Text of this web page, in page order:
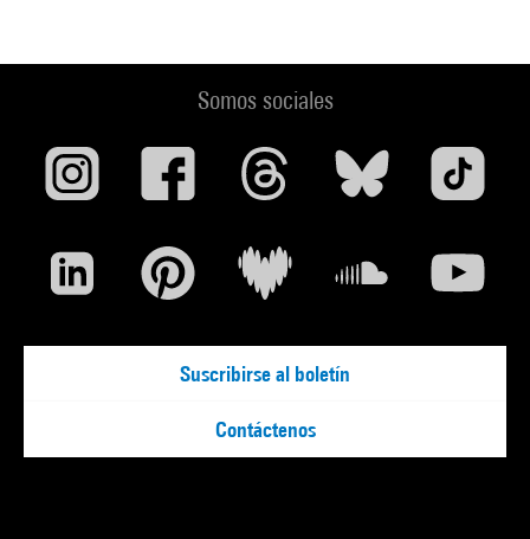
Somos sociales
Suscribirse al boletín
Contáctenos